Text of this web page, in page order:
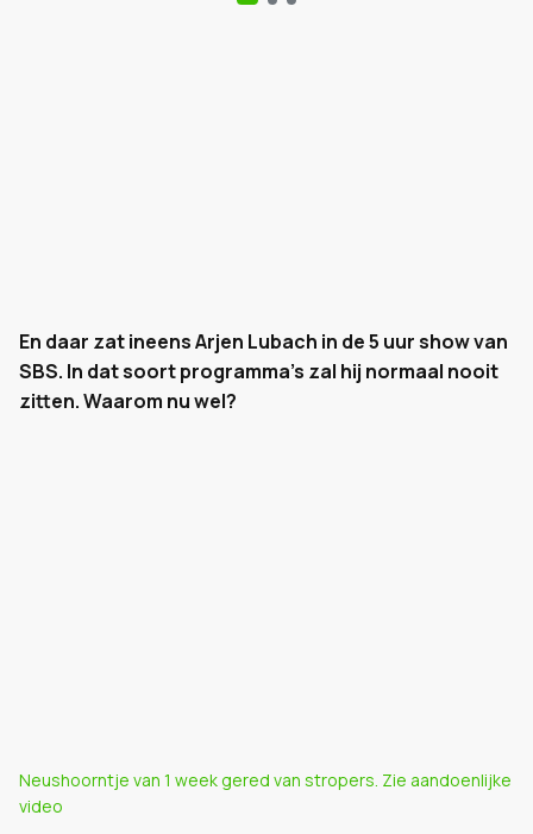
En daar zat ineens Arjen Lubach in de 5 uur show van
SBS. In dat soort programma's zal hij normaal nooit
zitten. Waarom nu wel?
Neushoorntje van 1 week gered van stropers. Zie aandoenlijke
video